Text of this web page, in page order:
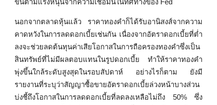
ขึ้นตามแรงหนุนจากความเชื่อมั่นในทิศทางของ Fed
นอกจากตลาดหุ้นแล้ว ราคาทองคำก็ได้รับอานิสงส์จากความ
คาดหวังในการลดดอกเบี้ยเช่นกัน เนื่องจากอัตราดอกเบี้ยที่ต่ำ
ลงจะช่วยลดต้นทุนค่าเสียโอกาสในการถือครองทองคำซึ่งเป็น
สินทรัพย์ที่ไม่มีผลตอบแทนในรูปดอกเบี้ย ทำให้ราคาทองคำ
พุ่งขึ้นใกล้ระดับสูงสุดในรอบสัปดาห์ อย่างไรก็ตาม ยังมี
รายงานที่ระบุว่าสัญญาซื้อขายอัตราดอกเบี้ยล่วงหน้าบางส่วน
บ่งชี้ถึงโอกาสในการลดดอกเบี้ยที่ลดลงเหลือไม่ถึง 50% ซึ่ง